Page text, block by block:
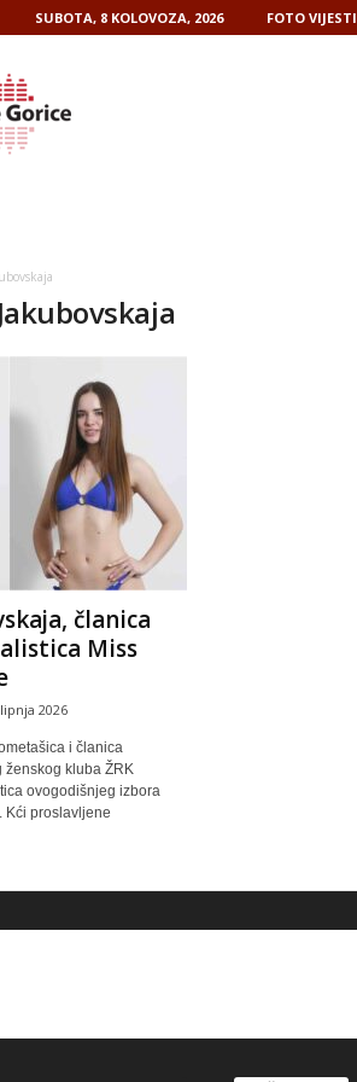
SUBOTA, 8 KOLOVOZA, 2026 FOTO VIJESTI
članica
Miss
2026
i članica
kluba ŽRK
ovogodišnjeg izbora
Kći proslavljene